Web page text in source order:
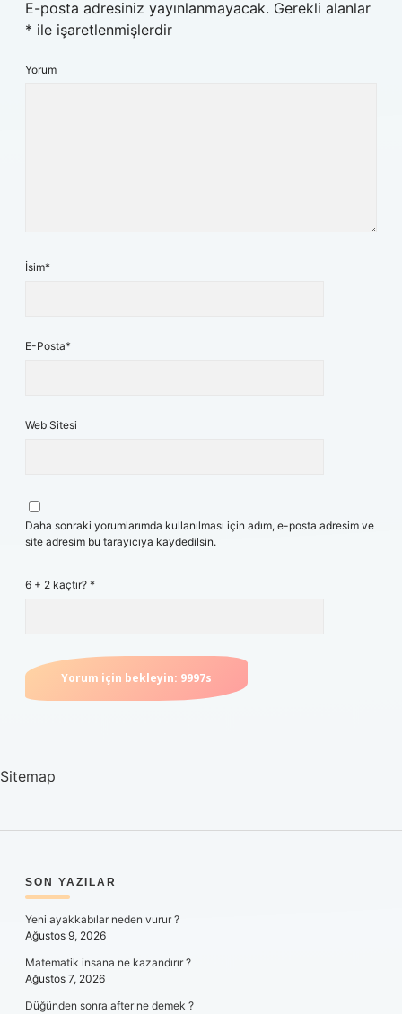
E-posta adresiniz yayınlanmayacak. Gerekli alanlar
* ile işaretlenmişlerdir
Yorum
İsim*
E-Posta*
Web Sitesi
Daha sonraki yorumlarımda kullanılması için adım, e-posta adresim ve
site adresim bu tarayıcıya kaydedilsin.
6 + 2 kaçtır? *
Sitemap
SIDEBAR
SON YAZILAR
Yeni ayakkabılar neden vurur ?
Ağustos 9, 2026
Matematik insana ne kazandırır ?
Ağustos 7, 2026
Düğünden sonra after ne demek ?